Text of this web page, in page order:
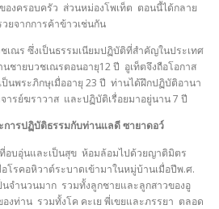
องครอบครัว ส่วนหม่องโพเท็ต ตอนนี้ได้กลาย
ยจากการค้าข้าวเช่นกัน
เณร ซึ่งเป็นธรรมเนียมปฏิบัติที่สำคัญในประเทศ
ชายบวชเณรตอนอายุ12 ปี อูเท็ตจึงถือโอกาส
นพระภิกษุเมื่ออายุ 23 ปี ท่านได้ฝึกปฏิบัติอานา
ารย์ฆราวาส และปฏิบัติเรื่อยมาอยู่นาน 7 ปี
การปฏิบัติธรรมกับท่านแลดี ซายาดอว์
อบอุ่นและเป็นสุข ห้อมล้อมไปด้วยญาติมิตร
โรคอหิวาต์ระบาดเข้ามาในหมู่บ้านเมื่อปีพ.ศ.
จำนวนมาก รวมทั้งลูกชายและลูกสาวของอู
งท่าน รวมทั้งโค คะเย พี่เขยและภรรยา ตลอด